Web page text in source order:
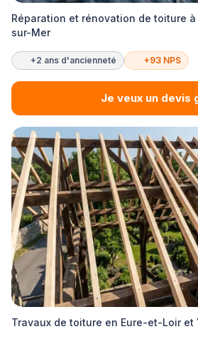
Réparation et rénovation de toiture à
sur-Mer
+2 ans d'ancienneté +93 NPS
Je veux un devis
Travaux de toiture en Eure-et-Loir et